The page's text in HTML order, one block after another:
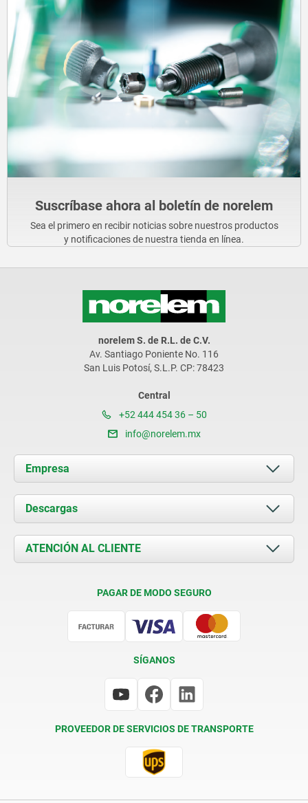
Suscríbase ahora al boletín de norelem
Sea el primero en recibir noticias sobre nuestros productos
y notificaciones de nuestra tienda en línea.
norelem S. de R.L. de C.V.
Av. Santiago Poniente No. 116
San Luis Potosí, S.L.P. CP: 78423
Central
+52 444 454 36 – 50
info@norelem.mx
Empresa
Acerca de nosotros
Novedades
Contacto
Descargas
Documents
ATENCIÓN AL CLIENTE
PAGAR DE MODO SEGURO
SÍGANOS
PROVEEDOR DE SERVICIOS DE TRANSPORTE